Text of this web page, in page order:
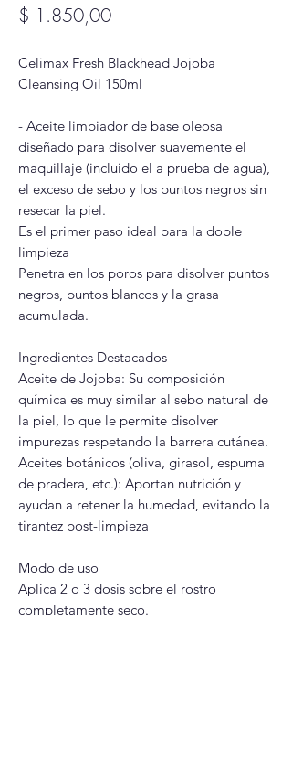
$ 1.850,00Precio
Celimax Fresh Blackhead Jojoba
Cleansing Oil 150ml
- Aceite limpiador de base oleosa
diseñado para disolver suavemente el
maquillaje (incluido el a prueba de agua),
el exceso de sebo y los puntos negros sin
resecar la piel.
Es el primer paso ideal para la doble
limpieza
Penetra en los poros para disolver puntos
negros, puntos blancos y la grasa
acumulada.
Ingredientes Destacados
Aceite de Jojoba: Su composición
química es muy similar al sebo natural de
la piel, lo que le permite disolver
impurezas respetando la barrera cutánea.
Aceites botánicos (oliva, girasol, espuma
de pradera, etc.): Aportan nutrición y
ayudan a retener la humedad, evitando la
tirantez post-limpieza
Modo de uso
Aplica 2 o 3 dosis sobre el rostro
completamente seco.